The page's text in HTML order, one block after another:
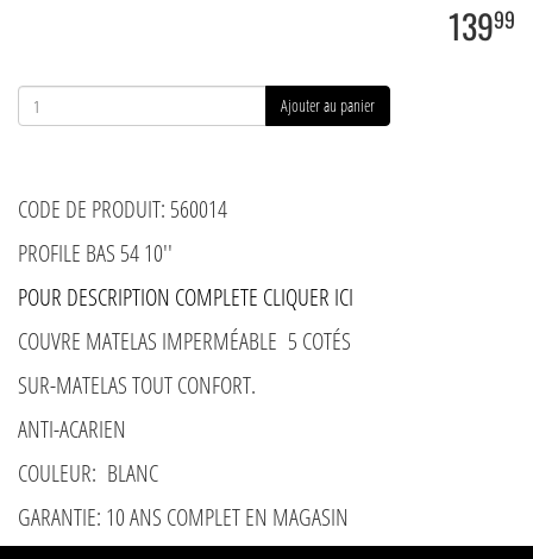
13999
Ajouter au panier
CODE DE PRODUIT: 560014
PROFILE BAS 54 10''
POUR DESCRIPTION COMPLETE CLIQUER ICI
COUVRE MATELAS IMPERMÉABLE 5 COTÉS
SUR-MATELAS TOUT CONFORT.
ANTI-ACARIEN
COULEUR: BLANC
GARANTIE: 10 ANS COMPLET EN MAGASIN